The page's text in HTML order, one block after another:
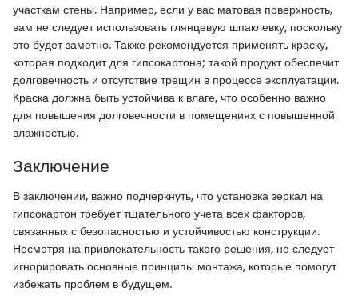
участкам стены. Например, если у вас матовая поверхность,
вам не следует использовать глянцевую шпаклевку, поскольку
это будет заметно. Также рекомендуется применять краску,
которая подходит для гипсокартона; такой продукт обеспечит
долговечность и отсутствие трещин в процессе эксплуатации.
Краска должна быть устойчива к влаге, что особенно важно
для повышения долговечности в помещениях с повышенной
влажностью.
Заключение
В заключении, важно подчеркнуть, что установка зеркал на
гипсокартон требует тщательного учета всех факторов,
связанных с безопасностью и устойчивостью конструкции.
Несмотря на привлекательность такого решения, не следует
игнорировать основные принципы монтажа, которые помогут
избежать проблем в будущем.